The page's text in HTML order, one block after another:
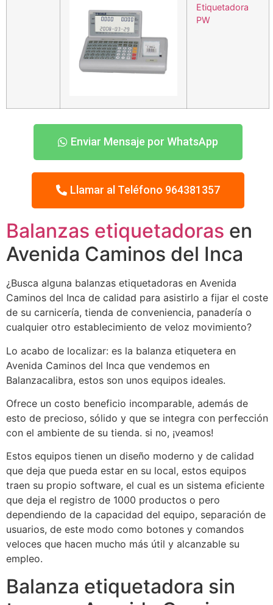
Etiquetadora
PW
Enviar Mensaje por WhatsApp
Llamar al Teléfono 964381357
Balanzas etiquetadoras en
Avenida Caminos del Inca
¿Busca alguna balanzas etiquetadoras en Avenida
Caminos del Inca de calidad para asistirlo a fijar el coste
de su carnicería, tienda de conveniencia, panadería o
cualquier otro establecimiento de veloz movimiento?
Lo acabo de localizar: es la balanza etiquetera en
Avenida Caminos del Inca que vendemos en
Balanzacalibra, estos son unos equipos ideales.
Ofrece un costo beneficio incomparable, además de
esto de precioso, sólido y que se integra con perfección
con el ambiente de su tienda. si no, ¡veamos!
Estos equipos tienen un diseño moderno y de calidad
que deja que pueda estar en su local, estos equipos
traen su propio software, el cual es un sistema eficiente
que deja el registro de 1000 productos o pero
dependiendo de la capacidad del equipo, separación de
usuarios, de este modo como botones y comandos
veloces que hacen mucho más útil y alcanzable su
empleo.
Balanza etiquetadora sin